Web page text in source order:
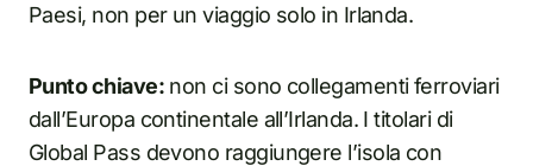
Paesi, non per un viaggio solo in Irlanda.
Punto chiave:non ci sono collegamenti ferroviari
dall’Europa continentale all’Irlanda. I titolari di
Global Pass devono raggiungere l’isola con